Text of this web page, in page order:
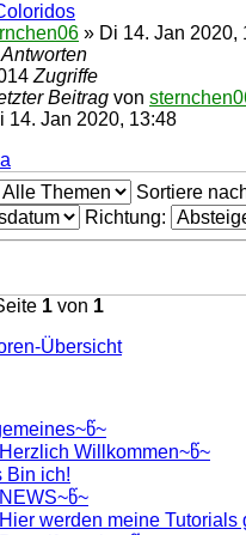
» Di 14. Jan 2020,
Antworten
Zugriffe
Beitrag von
14. Jan 2020, 13:48
Sortiere
Richtung:
1 von 1
Übersicht
Willkommen~წ~
ich!
werden meine Tutorials